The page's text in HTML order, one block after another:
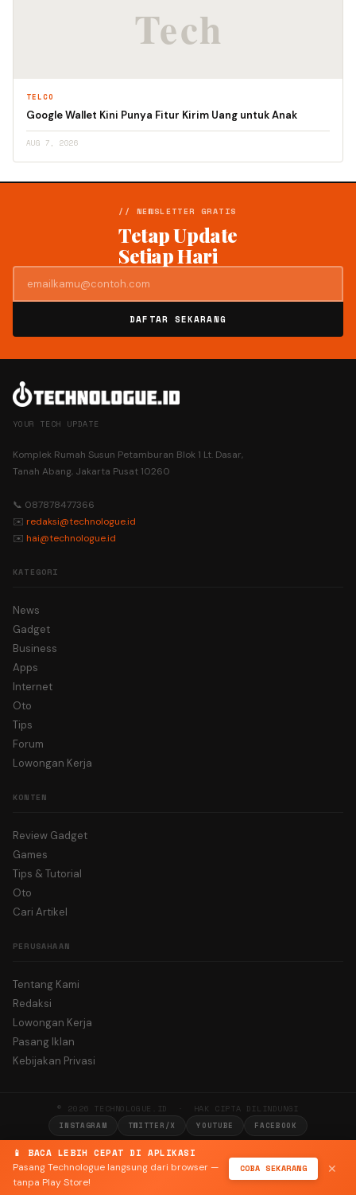
📱 BACA LEBIH CEPAT DI APLIKASI
Pasang Technologue langsung dari browser —
tanpa Play Store!
COBA SEKARANG ✕
TELCO
Google Wallet Kini Punya Fitur Kirim Uang untuk Anak
AUG 7, 2026
// NEWSLETTER GRATIS
Tetap Update
Setiap Hari
DAFTAR SEKARANG
YOUR TECH UPDATE
Komplek Rumah Susun Petamburan Blok 1 Lt. Dasar,
Tanah Abang, Jakarta Pusat 10260
📞 087878477366
✉️ redaksi@technologue.id
✉️ hai@technologue.id
KATEGORI
News
Gadget
Business
Apps
Internet
Oto
Tips
Forum
Lowongan Kerja
KONTEN
Review Gadget
Games
Tips & Tutorial
Oto
Cari Artikel
PERUSAHAAN
Tentang Kami
Redaksi
Lowongan Kerja
Pasang Iklan
Kebijakan Privasi
© 2026 TECHNOLOGUE.ID · HAK CIPTA DILINDUNGI
INSTAGRAM TWITTER/X YOUTUBE FACEBOOK